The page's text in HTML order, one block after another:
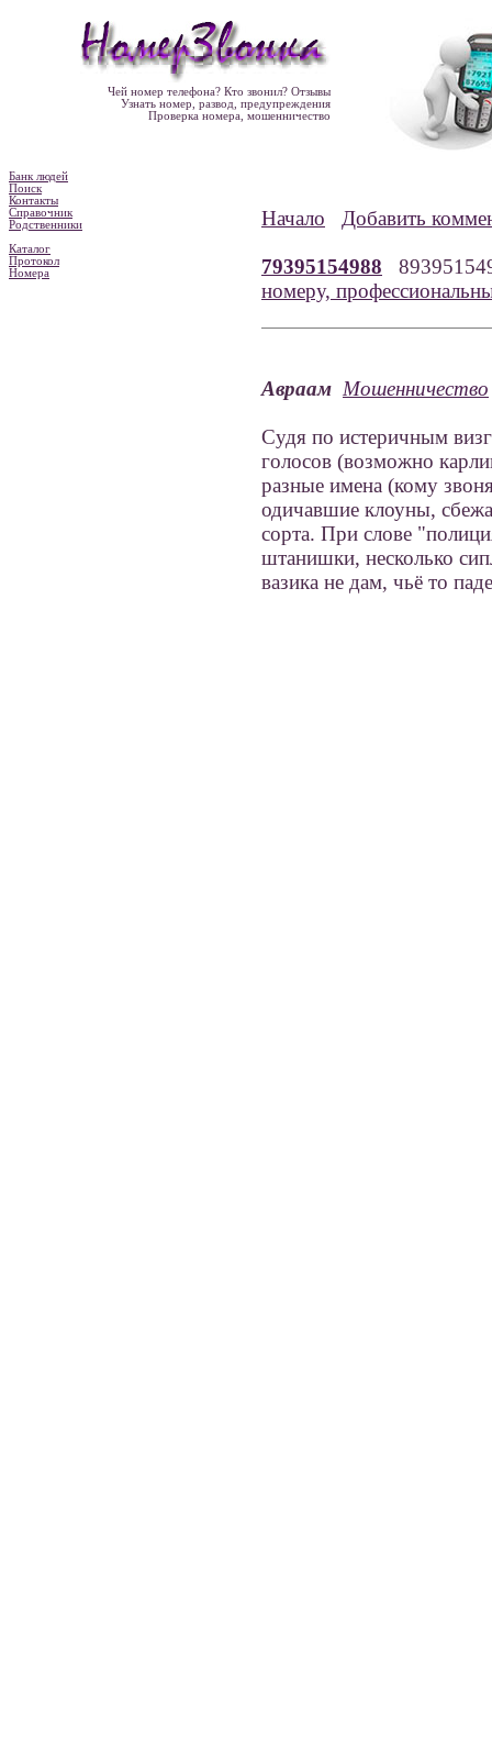
Чей номер телефона? Кто звонил? Отзывы
Узнать номер, развод, предупреждения
Проверка номера, мошенничество
Банк людей
Поиск
Контакты
Справочник
Родственники
Каталог
Протокол
Номера
Начало Добавить
79395154988
номеру,
Авраам Мошенничество
Судя по истеричным
голосов (возможно
разные имена (кому
одичавшие клоуны,
сорта. При слове
штанишки, несколько
вазика не дам, чьё то